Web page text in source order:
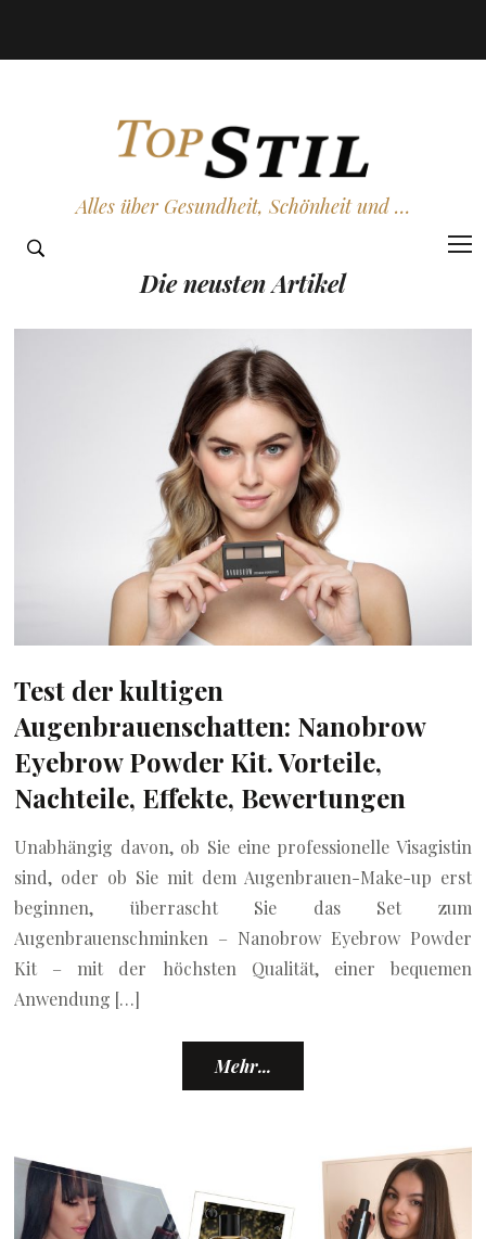
Alles über Gesundheit, Schönheit und …
Die neusten Artikel
Test der kultigen
Augenbrauenschatten: Nanobrow
Eyebrow Powder Kit. Vorteile,
Nachteile, Effekte, Bewertungen
Unabhängig davon, ob Sie eine professionelle Visagistin
sind, oder ob Sie mit dem Augenbrauen-Make-up erst
beginnen, überrascht Sie das Set zum
Augenbrauenschminken – Nanobrow Eyebrow Powder
Kit – mit der höchsten Qualität, einer bequemen
Anwendung […]
Mehr...